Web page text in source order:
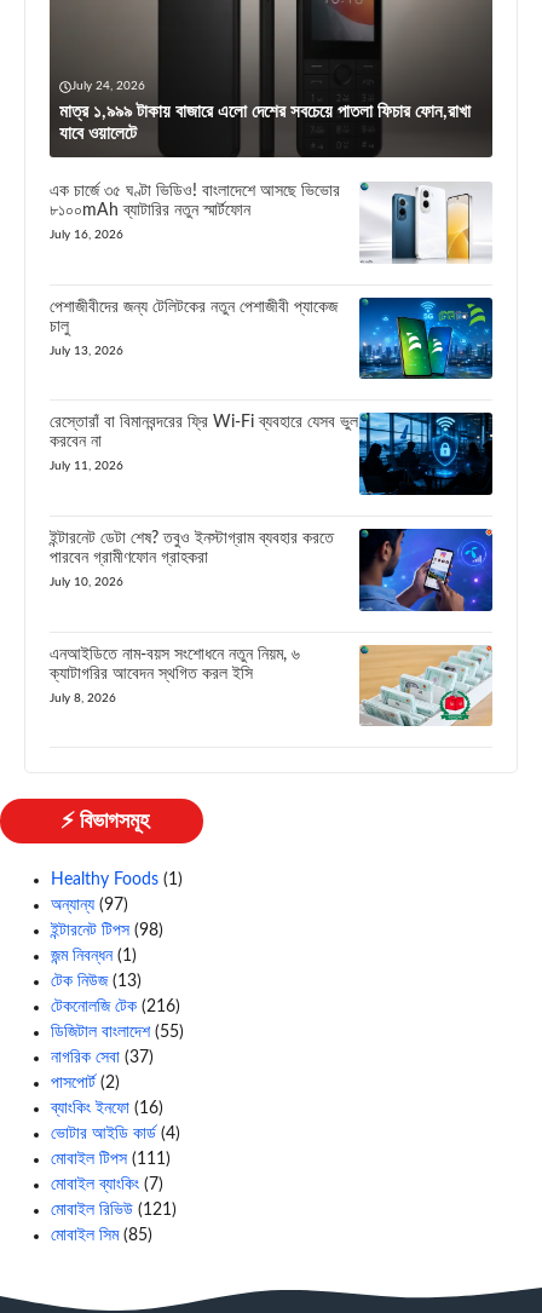
July 24, 2026
মাত্র ১,৯৯৯ টাকায় বাজারে এলো দেশের সবচেয়ে পাতলা ফিচার ফোন,রাখা
যাবে ওয়ালেটে
এক চার্জে ৩৫ ঘণ্টা ভিডিও! বাংলাদেশে আসছে ভিভোর
৮১০০mAh ব্যাটারির নতুন স্মার্টফোন
July 16, 2026
পেশাজীবীদের জন্য টেলিটকের নতুন পেশাজীবী প্যাকেজ
চালু
July 13, 2026
রেস্তোরাঁ বা বিমানবন্দরের ফ্রি Wi-Fi ব্যবহারে যেসব ভুল
করবেন না
July 11, 2026
ইন্টারনেট ডেটা শেষ? তবুও ইনস্টাগ্রাম ব্যবহার করতে
পারবেন গ্রামীণফোন গ্রাহকরা
July 10, 2026
এনআইডিতে নাম-বয়স সংশোধনে নতুন নিয়ম, ৬
ক্যাটাগরির আবেদন স্থগিত করল ইসি
July 8, 2026
⚡ বিভাগসমূহ
Healthy Foods (1)
অন্যান্য (97)
ইন্টারনেট টিপস (98)
জন্ম নিবন্ধন(1)
টেক নিউজ(13)
টেকনোলজি টেক (216)
ডিজিটাল বাংলাদেশ(55)
নাগরিক সেবা (37)
পাসপোর্ট (2)
ব্যাংকিং ইনফো (16)
ভোটার আইডি কার্ড (4)
মোবাইল টিপস (111)
মোবাইল ব্যাংকিং (7)
মোবাইল রিভিউ (121)
মোবাইল সিম(85)